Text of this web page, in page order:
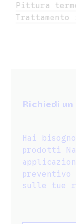
Pittura
Richiedi
Hai
prodotti
sulle tue